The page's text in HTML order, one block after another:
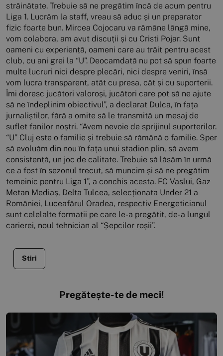
străinătate. Trebuie să ne pregătim încă de acum pentru
Liga 1. Lucrăm la staff, vreau să aduc și un preparator
fizic foarte bun. Mircea Cojocaru va rămâne lângă mine,
vom colabora, am avut discuții și cu Cristi Pojar. Sunt
oameni cu experiență, oameni care au trăit pentru acest
club, cu ani grei la “U”. Deocamdată nu pot să spun foarte
multe lucruri nici despre plecări, nici despre veniri, însă
vom lucra transparent, atât cu presa, cât și cu suporterii.
Îmi doresc jucători valoroși, jucători care pot să ne ajute
să ne îndeplinim obiectivul”, a declarat Dulca, în fața
jurnaliștilor, fără a omite să le transmită un mesaj de
suflet fanilor noștri. “Avem nevoie de sprijinul suporterilor.
“U” Cluj este o familie și trebuie să rămână o familie. Sper
să evoluăm din nou în fața unui stadion plin, să avem
consistență, un joc de calitate. Trebuie să lăsăm în urmă
ce a fost în sezonul trecut, să muncim și să ne pregătim
temeinic pentru Liga 1”, a conchis acesta. FC Vaslui, Gaz
Metan Mediaș, Delta Tulcea, selecționata Under 21 a
României, Luceafărul Oradea, respectiv Energeticianul
sunt celelalte formații pe care le-a pregătit, de-a lungul
carierei, noul tehnician al “Șepcilor roșii”.
Stiri
Pregătește-te de meci!